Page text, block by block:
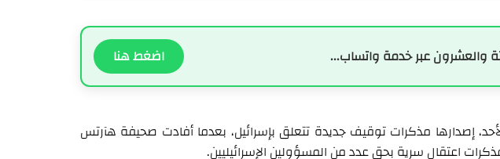
والعشرون عبر خدمة واتساب... اضغط هنا
إصدارها مذكرات توقيف جديدة تتعلق بإسرائيل، بعدما أفادت صحيفة هآرتس
اعتقال سرية بحق عدد من المسؤولين الإسرائيليين.